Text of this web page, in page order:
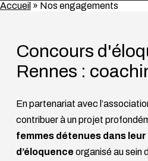
Accueil » Nos engagements
Concours
Rennes :
En partenariat avec
contribuer à un projet
femmes détenues dans
d’éloquence organisé au sein